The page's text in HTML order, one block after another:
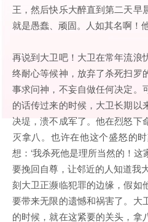
王，然后快乐大醉直到第二天早
就是愚蠢、顽固。人如其名啊！
再说到大卫吧！大卫在常年流浪
终耐心等候神，放弃了杀死扫罗
事求问神，不妄自做任何决定。
的话传过来的时候，大卫长期以
决堤，溃不成军了。他在烈怒下
灭拿八。也许在他这个盛怒的
想：‘我杀死他是理所当然的！
要挽回自尊，让邻近的人知道我
刻大卫正濒临犯罪的边缘，假如
要带来无限的遗憾和祸害了。大
的时候，就在这紧要的关头，拿